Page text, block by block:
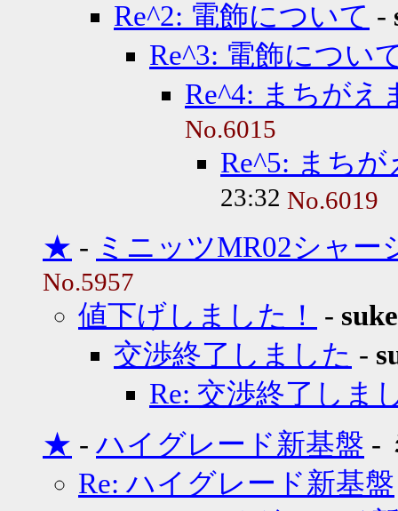
Re^2: 電飾について -
Re^3: 電飾につい
Re^4: まちがえ
No.6015
Re^5: まち
23:32 No.6019
★ - ミニッツMR02シャー
No.5957
値下げしました！ - suke
交渉終了しました -
Re: 交渉終了しま
★ -ハイグレード新基盤 -
Re: ハイグレード新基盤